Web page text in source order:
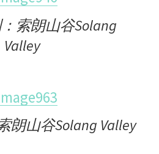
索朗山谷Solang
Valley
朗山谷Solang Valley